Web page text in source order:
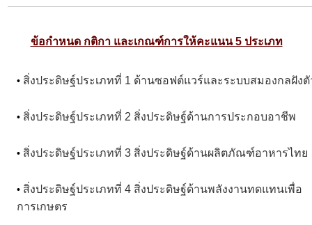
ข้อกำหนด กติกา และเกณฑ์การให้คะแนน 5 ประเภท
• สิ่งประดิษฐ์ประเภทที่ 1 ด้านซอฟต์แวร์และระบบสมองกลฝังตั
• สิ่งประดิษฐ์ประเภทที่ 2 สิ่งประดิษฐ์ด้านการประกอบอาชีพ
• สิ่งประดิษฐ์ประเภทที่ 3 สิ่งประดิษฐ์ด้านผลิตภัณฑ์อาหารไทย
• สิ่งประดิษฐ์ประเภทที่ 4 สิ่งประดิษฐ์ด้านพลังงานทดแทนเพื่อ
การเกษตร